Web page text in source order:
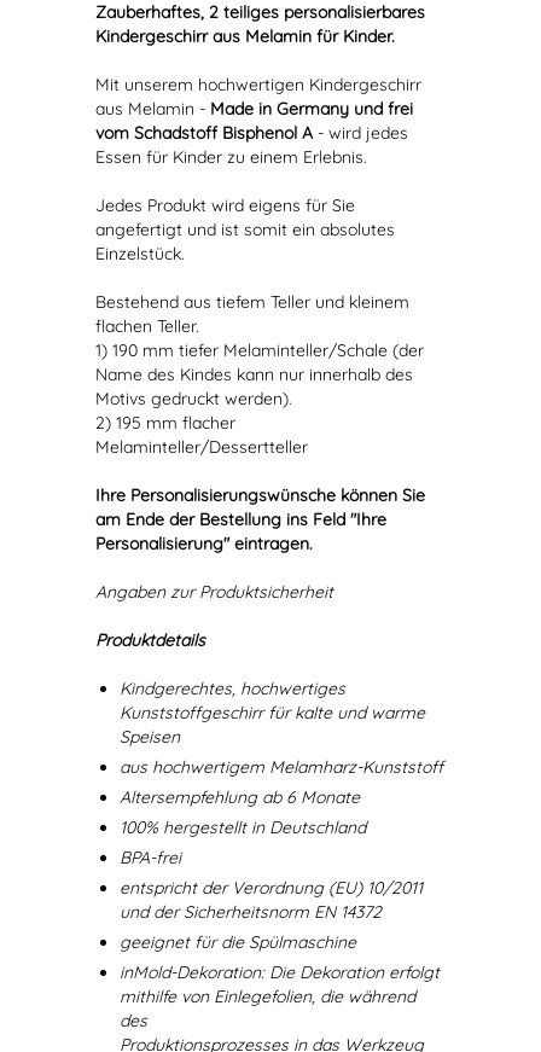
Zauberhaftes, 2 teiliges personalisierbares
Kindergeschirr aus Melamin für Kinder.
Mit unserem hochwertigen Kindergeschirr
aus Melamin - Made in Germany und frei
vom Schadstoff Bisphenol A- wird jedes
Essen für Kinder zu einem Erlebnis.
Jedes Produkt wird eigens für Sie
angefertigt und ist somit ein absolutes
Einzelstück.
Bestehend aus tiefem Teller und kleinem
flachen Teller.
1) 190 mm tiefer Melaminteller/Schale (der
Name des Kindes kann nur innerhalb des
Motivs gedruckt werden).
2) 195 mm flacher
Melaminteller/Dessertteller
Ihre Personalisierungswünsche können Sie
am Ende der Bestellung ins Feld "Ihre
Personalisierung" eintragen.
Angaben zur Produktsicherheit
Produktdetails
Kindgerechtes, hochwertiges
Kunststoffgeschirr für kalte und warme
Speisen
aus hochwertigem Melamharz-Kunststoff
Altersempfehlung ab 6 Monate
100% hergestellt in Deutschland
BPA-frei
entspricht der Verordnung (EU) 10/2011
und der Sicherheitsnorm EN 14372
geeignet für die Spülmaschine
inMold-Dekoration: Die Dekoration erfolgt
mithilfe von Einlegefolien, die während
des
Produktionsprozesses in das Werkzeug